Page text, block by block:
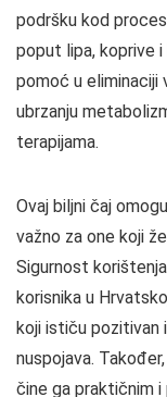
podršku kod
poput lipa, koprive
pomoć u eliminaciji
ubrzanju
terapijama.
Ovaj biljni čaj
važno za one koji
Sigurnost
korisnika u
koji ističu pozitivan
nuspojava.
čine ga praktičnim